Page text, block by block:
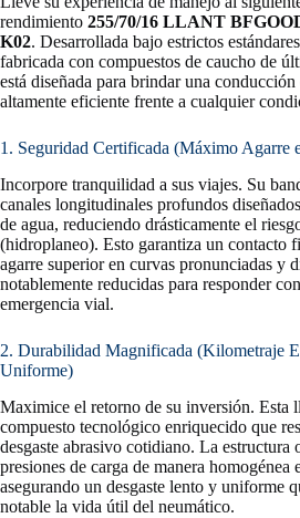
rendimiento 255/70/16 LLANT
K02. Desarrollada bajo estrictos
fabricada con compuestos de caucho de
está diseñada para brindar una
altamente eficiente frente a cualquier
1. Seguridad Certificada (Máximo Agarre
Incorpore tranquilidad a sus viajes. Su
canales longitudinales profundos
de agua, reduciendo drásticamente el
(hidroplaneo). Esto garantiza un contacto
agarre superior en curvas pronunciadas y
notablemente reducidas para responder
emergencia vial.
2. Durabilidad Magnificada (Kilometraje
Uniforme)
Maximice el retorno de su inversión. Esta
compuesto tecnológico enriquecido que
desgaste abrasivo cotidiano. La estructura
presiones de carga de manera homogénea
asegurando un desgaste lento y uniforme
notable la vida útil del neumático.